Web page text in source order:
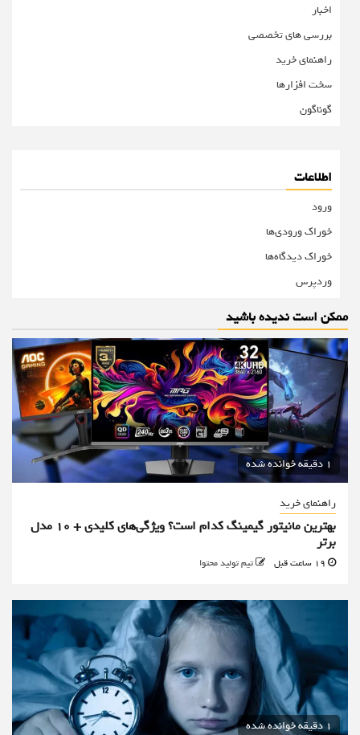
اخبار
بررسی های تخصصی
راهنمای خرید
سخت افزارها
گوناگون
اطلاعات
ورود
خوراک ورودی‌ها
خوراک دیدگاه‌ها
وردپرس
ممکن است ندیده باشید
1 دقیقه خوانده شده
راهنمای خرید
بهترین مانیتور گیمینگ کدام است؟ ویژگی‌های کلیدی + 10 مدل
برتر
تیم تولید محتوا
1 دقیقه خوانده شده